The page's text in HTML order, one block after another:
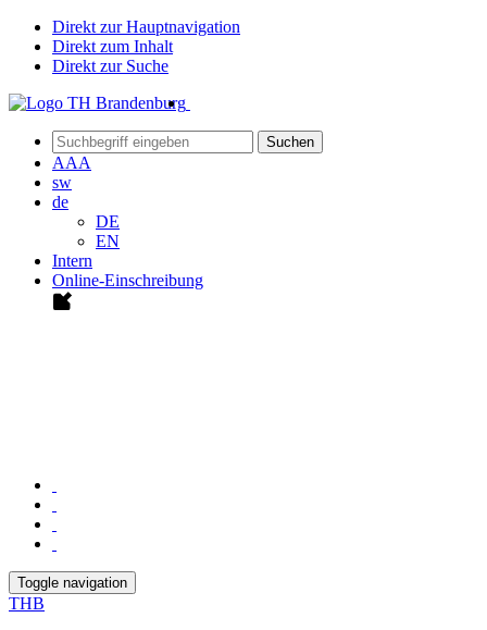
Direkt zur Hauptnavigation
Direkt zum Inhalt
Direkt zur Suche
Suchen
AAA
sw
de
DE
EN
Intern
Online-Einschreibung
Toggle navigation
THB